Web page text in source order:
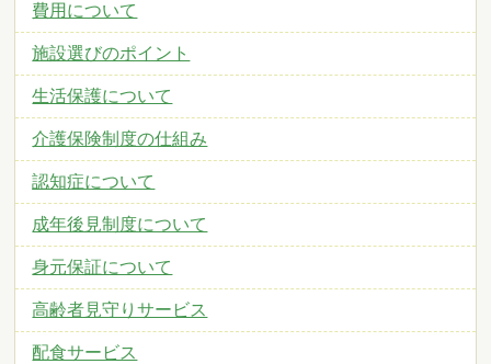
費用について
施設選びのポイント
生活保護について
介護保険制度の仕組み
認知症について
成年後見制度について
身元保証について
高齢者見守りサービス
配食サービス